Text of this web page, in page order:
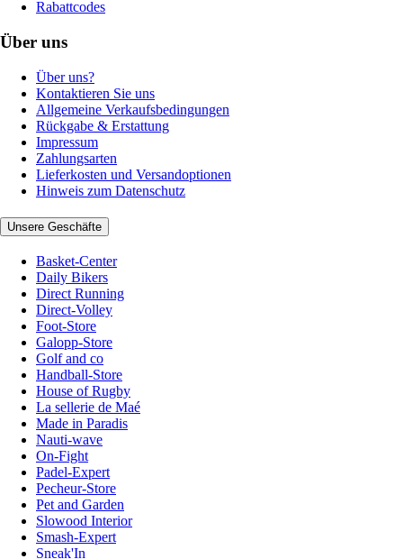
Rabattcodes
Über uns
Über uns?
Kontaktieren Sie uns
Allgemeine Verkaufsbedingungen
Rückgabe & Erstattung
Impressum
Zahlungsarten
Lieferkosten und Versandoptionen
Hinweis zum Datenschutz
Unsere Geschäfte
Basket-Center
Daily Bikers
Direct Running
Direct-Volley
Foot-Store
Galopp-Store
Golf and co
Handball-Store
House of Rugby
La sellerie de Maé
Made in Paradis
Nauti-wave
On-Fight
Padel-Expert
Pecheur-Store
Pet and Garden
Slowood Interior
Smash-Expert
Sneak'In